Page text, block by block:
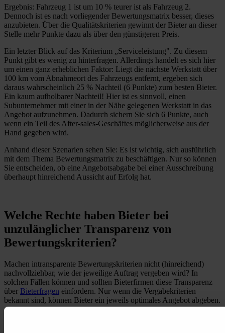
Ergebnis: Fahrzeug 1 ist um 10 % teurer ist als Fahrzeug 2.
Dennoch ist es nach vorliegender Bewertungsmatrix besser, dieses
anzubieten. Über die Qualitätskriterien gewinnt der Bieter an dieser
Stelle mehr Punkte dazu als über den günstigeren Preis.
Ein letzter Blick auf das Kriterium „Serviceleistung". Zu diesem
Punkt gibt es wenig zu hinterfragen. Allerdings handelt es sich hier
um einen ganz erheblichen Faktor: Liegt die nächste Werkstatt über
100 km vom Abnahmeort des Fahrzeugs entfernt, ergeben sich
daraus wahrscheinlich 25 % Nachteil (6 Punkte) zum besten Bieter.
Ein kaum aufholbarer Nachteil! Hier ist es sinnvoll, einen
Subunternehmer mit einer in der Nähe gelegenen Werkstatt in das
Angebot aufzunehmen. Dadurch sichern Sie sich 6 Punkte, auch
wenn ein Teil des After-sales-Geschäftes möglicherweise aus der
Hand gegeben wird.
Anhand dieser Szenarien sehen Sie: Es ist wichtig, sich ausführlich
mit dem Thema Bewertungsmatrix zu beschäftigen. Nur so können
Sie entscheiden, ob eine Angebotsabgabe bei einer Ausschreibung
überhaupt hinreichend Aussicht auf Erfolg hat.
Welche Rechte haben Bieter bei
unzulänglicher Transparenz von
Bewertungskriterien?
Machen intransparente Bewertungskriterien nicht (hinreichend)
nachvollziehbar, wie der jeweilige Auftrag vergeben wird? In
solchen Fällen können und sollten Bieterfirmen diese Transparenz
über Bieterfragen einfordern. Nur wenn die Vergabekriterien
bekannt sind, können Bieter ein jeweils optimales Angebot abgeben.